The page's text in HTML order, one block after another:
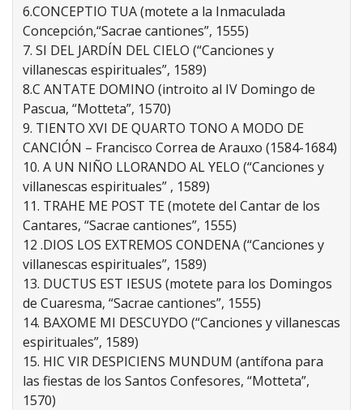
6.CONCEPTIO TUA (motete a la Inmaculada
Concepción,“Sacrae cantiones”, 1555)
7. SI DEL JARDÍN DEL CIELO (“Canciones y
villanescas espirituales”, 1589)
8.C ANTATE DOMINO (introito al IV Domingo de
Pascua, “Motteta”, 1570)
9. TIENTO XVI DE QUARTO TONO A MODO DE
CANCIÓN – Francisco Correa de Arauxo (1584-1684)
10. A UN NIÑO LLORANDO AL YELO (“Canciones y
villanescas espirituales” , 1589)
11. TRAHE ME POST TE (motete del Cantar de los
Cantares, “Sacrae cantiones”, 1555)
12 .DIOS LOS EXTREMOS CONDENA (“Canciones y
villanescas espirituales”, 1589)
13. DUCTUS EST IESUS (motete para los Domingos
de Cuaresma, “Sacrae cantiones”, 1555)
14. BAXOME MI DESCUYDO (“Canciones y villanescas
espirituales”, 1589)
15. HIC VIR DESPICIENS MUNDUM (antífona para
las fiestas de los Santos Confesores, “Motteta”,
1570)